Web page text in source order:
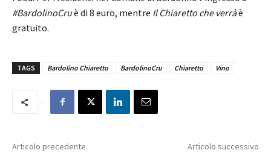
#BardolinoCruè di 8 euro, mentre Il Chiaretto che verràè
gratuito.
TAGS Bardolino Chiaretto BardolinoCru Chiaretto Vino
Articolo precedente Articolo successivo